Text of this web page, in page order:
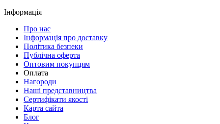
Інформація
Про нас
Інформація про доставку
Політика безпеки
Публічна оферта
Оптовим покупцям
Оплата
Нагороди
Наші представництва
Сертифікати якості
Карта сайта
Блог